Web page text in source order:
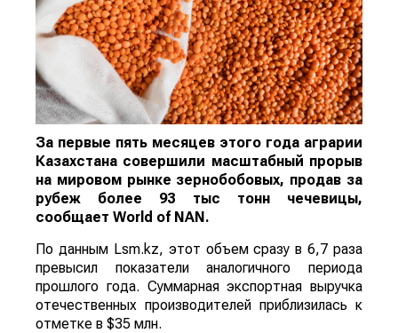
За первые пять месяцев этого года аграрии
Казахстана совершили масштабный прорыв
на мировом рынке зернобобовых, продав за
рубеж более 93 тыс тонн чечевицы,
сообщает World of NAN.
По данным Lsm.kz, этот объем сразу в 6,7 раза
превысил показатели аналогичного периода
прошлого года. Суммарная экспортная выручка
отечественных производителей приблизилась к
отметке в $35 млн.